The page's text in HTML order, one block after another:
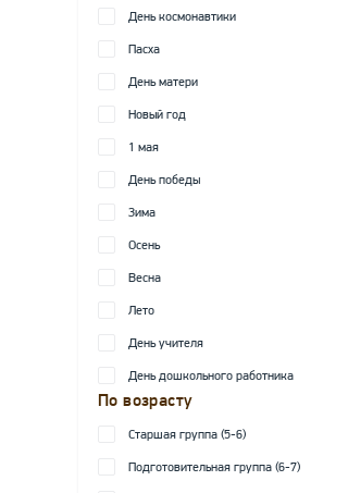
День космонавтики
Пасха
День матери
Новый год
1 мая
День победы
Зима
Осень
Весна
Лето
День учителя
День дошкольного работника
По возрасту
Старшая группа (5-6)
Подготовительная группа (6-7)